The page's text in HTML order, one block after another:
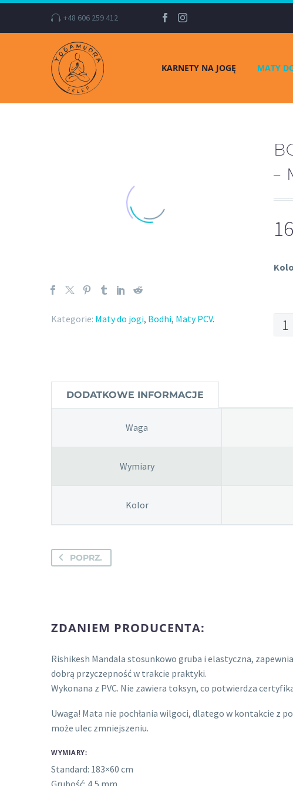
+48 606 259 412
KARNETY NA JOGĘ MATY
Kategorie: Maty do jogi, Bodhi, Maty PCV.
–
ilość
do
DODATKOWE INFORMACJE
Waga
Wymiary
Kolor
POPRZ.
ZDANIEM PRODUCENTA:
Rishikesh Mandala stosunkowo gruba i elastyczna,
dobrą przyczepność w trakcie praktyki.
Wykonana z PVC. Nie zawiera toksyn, co potwierdza
Uwaga! Mata nie pochłania wilgoci, dlatego w kontakcie z
może ulec zmniejszeniu.
WYMIARY:
Standard: 183×60 cm